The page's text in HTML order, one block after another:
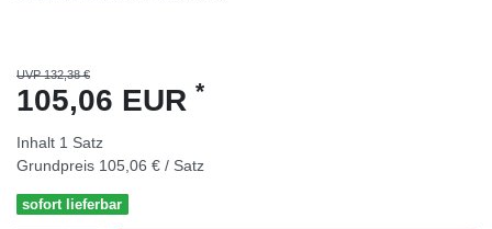
UVP 132,38 €
105,06 EUR *
Inhalt 1 Satz
Grundpreis 105,06 € / Satz
sofort lieferbar